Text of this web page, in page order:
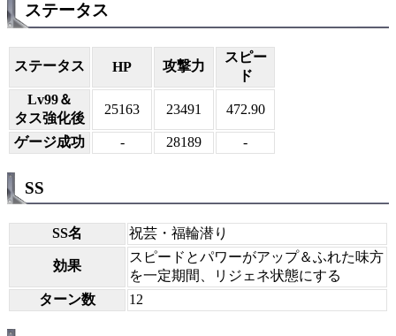
ステータス
ステータス HP 攻撃力
スピー
ド
Lv99＆
タス強化後
25163 23491 472.90
ゲージ成功 - 28189 -
SS
SS名 祝芸・福輪潜り
効果
スピードとパワーがアップ＆ふれた味方
を一定期間、リジェネ状態にする
ターン数
12